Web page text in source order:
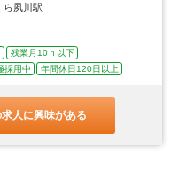
ら夙川駅
残業月10ｈ以下
採用中 年間休日120日以上
求人に興味がある